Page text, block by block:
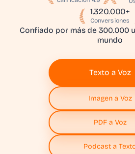
1.320.000+
Conversiones
Confiado por más de 300.000
mundo
Texto a Voz
Imagen a Voz
PDF a Voz
Podcast a